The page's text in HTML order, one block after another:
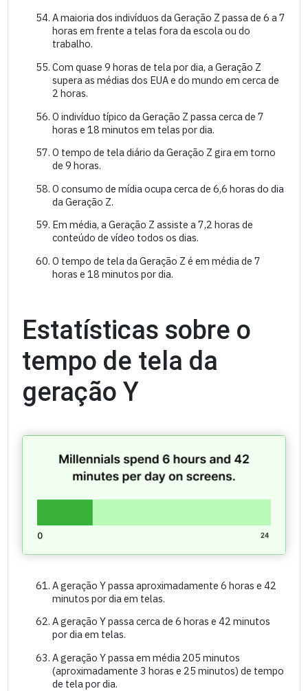
A maioria dos indivíduos da Geração Z passa de 6 a 7
horas em frente a telas fora da escola ou do
trabalho.
Com quase 9 horas de tela por dia, a Geração Z
supera as médias dos EUA e do mundo em cerca de
2 horas.
O indivíduo típico da Geração Z passa cerca de 7
horas e 18 minutos em telas por dia.
O tempo de tela diário da Geração Z gira em torno
de 9 horas.
O consumo de mídia ocupa cerca de 6,6 horas do dia
da Geração Z.
Em média, a Geração Z assiste a 7,2 horas de
conteúdo de vídeo todos os dias.
O tempo de tela da Geração Z é em média de 7
horas e 18 minutos por dia.
Estatísticas sobre o
tempo de tela da
geração Y
A geração Y passa aproximadamente 6 horas e 42
minutos por dia em telas.
A geração Y passa cerca de 6 horas e 42 minutos
por dia em telas.
A geração Y passa em média 205 minutos
(aproximadamente 3 horas e 25 minutos) de tempo
de tela por dia.